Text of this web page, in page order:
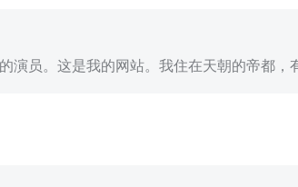
员。这是我的网站。我住在天朝的帝都，